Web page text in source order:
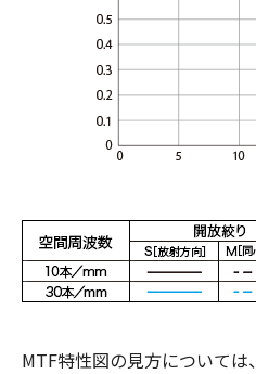
MTF特性図の見方については、